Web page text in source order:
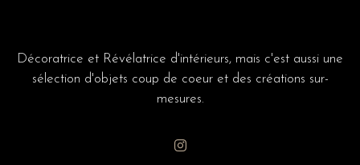
Décoratrice et Révélatrice d'intérieurs, mais c'est aussi une
sélection d'objets coup de coeur et des créations sur-
mesures.